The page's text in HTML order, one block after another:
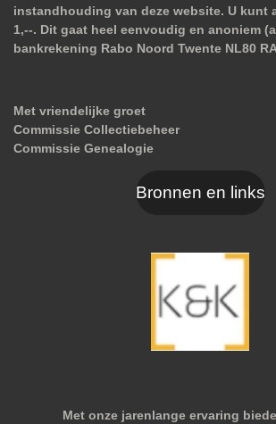
instandhouding van deze website. U kunt
1,--. Dit gaat heel eenvoudig en anoniem
bankrekening Rabo Noord Twente NL80
Met vriendelijke groet
Commissie Collectiebeheer
Commissie Genealogie
Bronnen en links
Met onze jarenlange ervaring